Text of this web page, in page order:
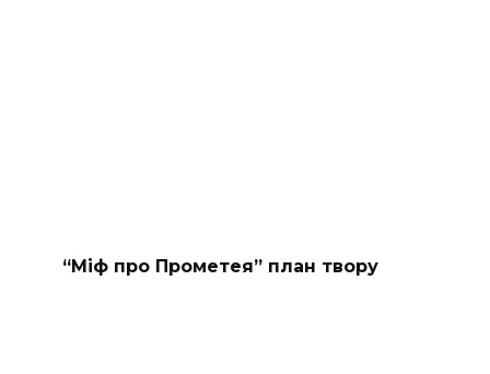
“Міф про Прометея” план твору